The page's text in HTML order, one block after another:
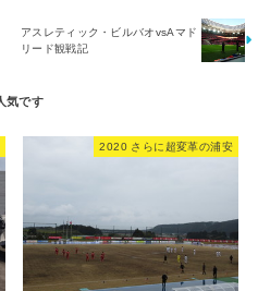
アスレティック・ビルバオvsAマド
リード観戦記
2020 さらに超変革の浦安